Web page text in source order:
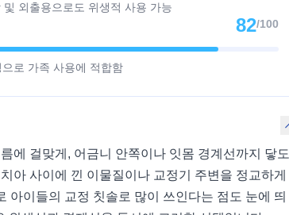
및 외출용으로도 위생적 사용 가능
82/100
로 가족 사용에 적합함
에 걸맞게, 어금니 안쪽이나 잇몸 경계선까지 닿도
아 사이에 낀 이물질이나 교정기 주변을 정교하게
아이들의 교정 칫솔로 많이 쓰인다는 점도 눈에 띄